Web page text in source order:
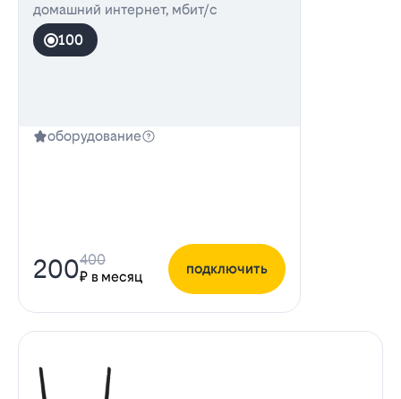
домашний интернет, мбит/с
100
оборудование
200₽ в месяц
400
подключить